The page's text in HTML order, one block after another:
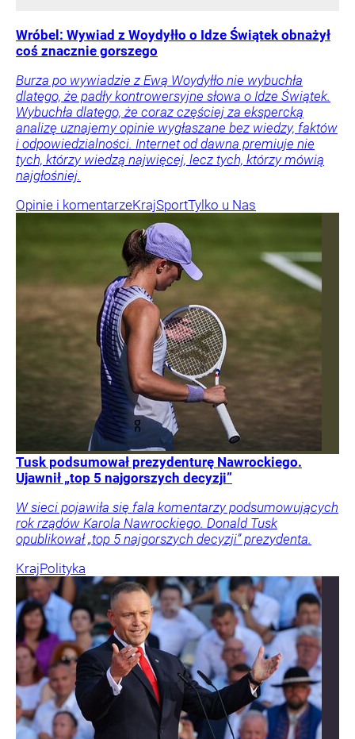
Wróbel: Wywiad z Woydyłło o Idze Świątek obnażył
coś znacznie gorszego
Burza po wywiadzie z Ewą Woydyłło nie wybuchła
dlatego, że padły kontrowersyjne słowa o Idze Świątek.
Wybuchła dlatego, że coraz częściej za ekspercką
analizę uznajemy opinie wygłaszane bez wiedzy, faktów
i odpowiedzialności. Internet od dawna premiuje nie
tych, którzy wiedzą najwięcej, lecz tych, którzy mówią
najgłośniej.
Opinie i komentarzeKrajSportTylko u Nas
Tusk podsumował prezydenturę Nawrockiego.
Ujawnił „top 5 najgorszych decyzji”
W sieci pojawiła się fala komentarzy podsumowujących
rok rządów Karola Nawrockiego. Donald Tusk
opublikował „top 5 najgorszych decyzji” prezydenta.
KrajPolityka